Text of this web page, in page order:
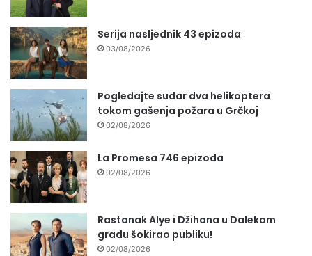
Serija nasljednik 43 epizoda
03/08/2026
Pogledajte sudar dva helikoptera
tokom gašenja požara u Grčkoj
02/08/2026
La Promesa 746 epizoda
02/08/2026
Rastanak Alye i Džihana u Dalekom
gradu šokirao publiku!
02/08/2026